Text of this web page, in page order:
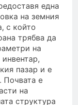
една
на земния
с който
трябва да
на
пазар и е
Почвата е
на
структура